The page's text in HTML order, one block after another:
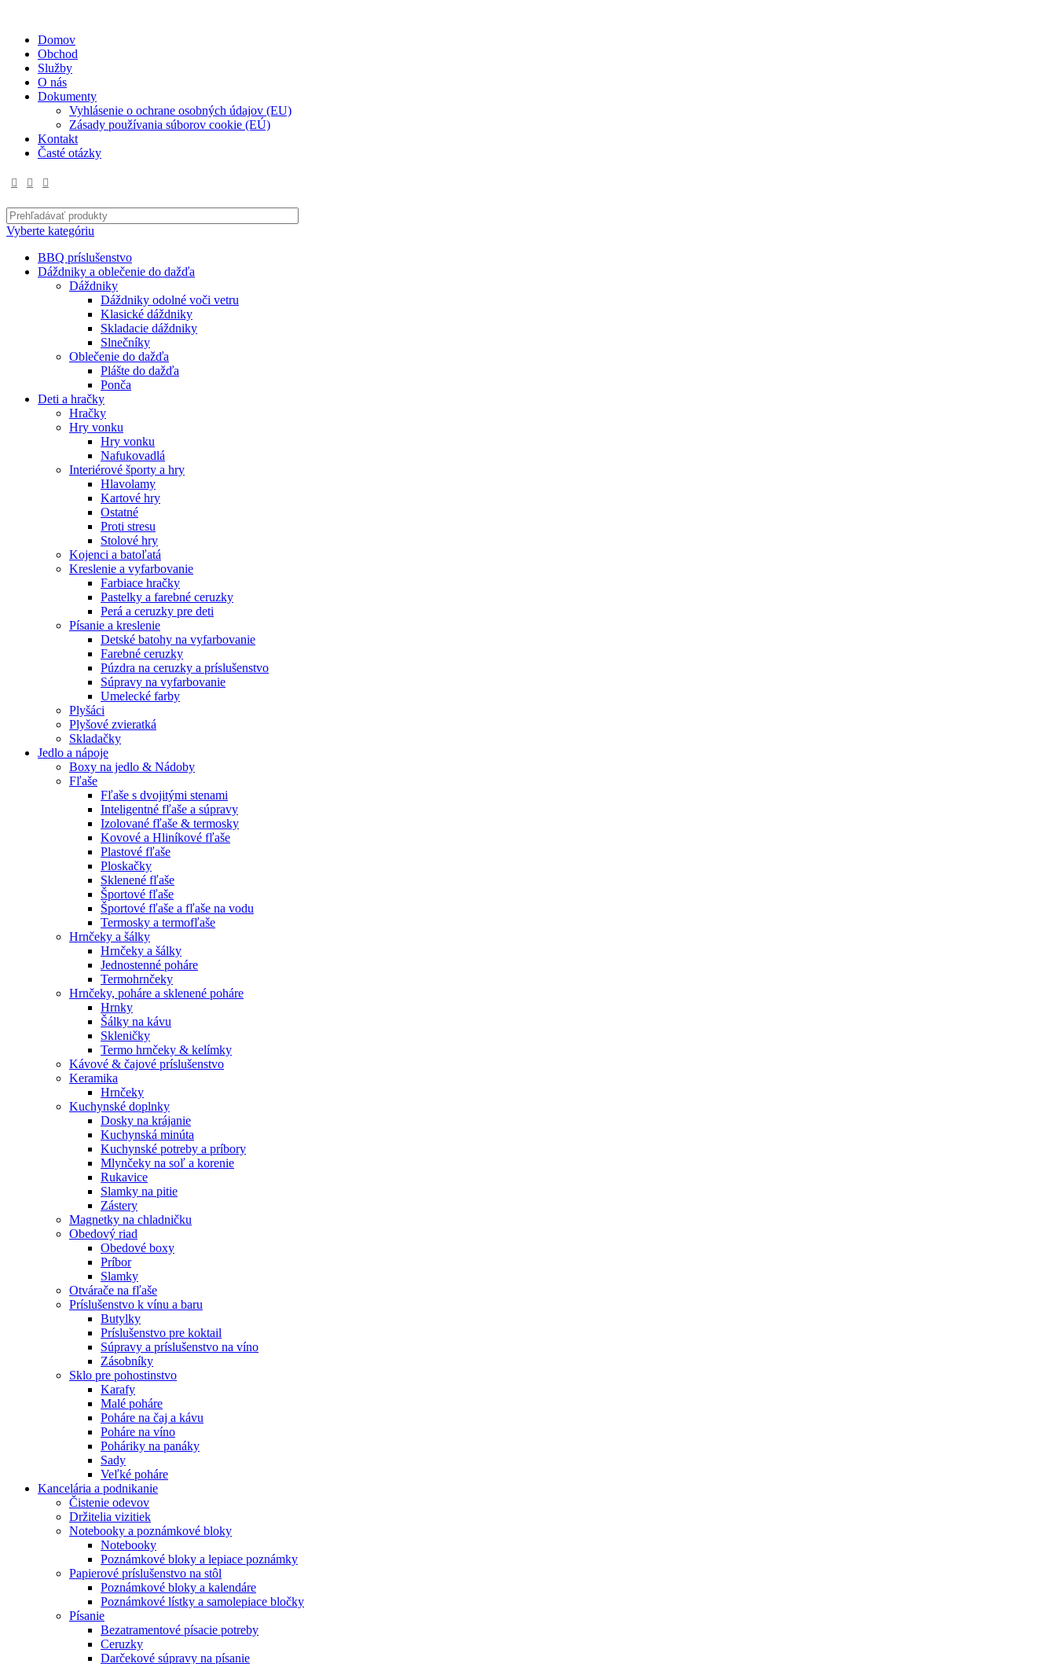
Domov
Obchod
Služby
O nás
Dokumenty
Vyhlásenie o ochrane osobných údajov (EU)
Zásady používania súborov cookie (EÚ)
Kontakt
Časté otázky
Vyberte kategóriu
BBQ príslušenstvo
Dáždniky a oblečenie do dažďa
Dáždniky
Dáždniky odolné voči vetru
Klasické dáždniky
Skladacie dáždniky
Slnečníky
Oblečenie do dažďa
Plášte do dažďa
Ponča
Deti a hračky
Hračky
Hry vonku
Hry vonku
Nafukovadlá
Interiérové športy a hry
Hlavolamy
Kartové hry
Ostatné
Proti stresu
Stolové hry
Kojenci a batoľatá
Kreslenie a vyfarbovanie
Farbiace hračky
Pastelky a farebné ceruzky
Perá a ceruzky pre deti
Písanie a kreslenie
Detské batohy na vyfarbovanie
Farebné ceruzky
Púzdra na ceruzky a príslušenstvo
Súpravy na vyfarbovanie
Umelecké farby
Plyšáci
Plyšové zvieratká
Skladačky
Jedlo a nápoje
Boxy na jedlo & Nádoby
Fľaše
Fľaše s dvojitými stenami
Inteligentné fľaše a súpravy
Izolované fľaše & termosky
Kovové a Hliníkové fľaše
Plastové fľaše
Ploskačky
Sklenené fľaše
Športové fľaše
Športové fľaše a fľaše na vodu
Termosky a termofľaše
Hrnčeky a šálky
Hrnčeky a šálky
Jednostenné poháre
Termohrnčeky
Hrnčeky, poháre a sklenené poháre
Hrnky
Šálky na kávu
Skleničky
Termo hrnčeky & kelímky
Kávové & čajové príslušenstvo
Keramika
Hrnčeky
Kuchynské doplnky
Dosky na krájanie
Kuchynská minúta
Kuchynské potreby a príbory
Mlynčeky na soľ a korenie
Rukavice
Slamky na pitie
Zástery
Magnetky na chladničku
Obedový riad
Obedové boxy
Príbor
Slamky
Otvárače na fľaše
Príslušenstvo k vínu a baru
Butylky
Príslušenstvo pre koktail
Súpravy a príslušenstvo na víno
Zásobníky
Sklo pre pohostinstvo
Karafy
Malé poháre
Poháre na čaj a kávu
Poháre na víno
Poháriky na panáky
Sady
Veľké poháre
Kancelária a podnikanie
Čistenie odevov
Držitelia vizitiek
Notebooky a poznámkové bloky
Notebooky
Poznámkové bloky a lepiace poznámky
Papierové príslušenstvo na stôl
Poznámkové bloky a kalendáre
Poznámkové lístky a samolepiace bločky
Písanie
Bezatramentové písacie potreby
Ceruzky
Darčekové súpravy na písanie